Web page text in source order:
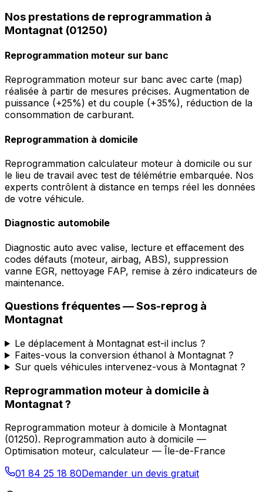
Nos prestations de reprogrammation à
Montagnat (01250)
Reprogrammation moteur sur banc
Reprogrammation moteur sur banc avec carte (map)
réalisée à partir de mesures précises. Augmentation de
puissance (+25%) et du couple (+35%), réduction de la
consommation de carburant.
Reprogrammation à domicile
Reprogrammation calculateur moteur à domicile ou sur
le lieu de travail avec test de télémétrie embarquée. Nos
experts contrôlent à distance en temps réel les données
de votre véhicule.
Diagnostic automobile
Diagnostic auto avec valise, lecture et effacement des
codes défauts (moteur, airbag, ABS), suppression
vanne EGR, nettoyage FAP, remise à zéro indicateurs de
maintenance.
Questions fréquentes —Sos-reprog à
Montagnat
Le déplacement à Montagnat est-il inclus ?
Faites-vous la conversion éthanol à Montagnat ?
Sur quels véhicules intervenez-vous à Montagnat ?
Reprogrammation moteur à domicile à
Montagnat?
Reprogrammation moteur à domicile à Montagnat
(01250). Reprogrammation auto à domicile —
Optimisation moteur, calculateur — Île-de-France
01 84 25 18 80Demander un devis gratuit